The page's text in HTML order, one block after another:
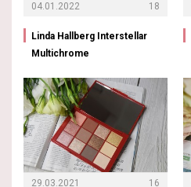
04.01.2022 18
Linda Hallberg Interstellar
Multichrome
29.03.2021 16